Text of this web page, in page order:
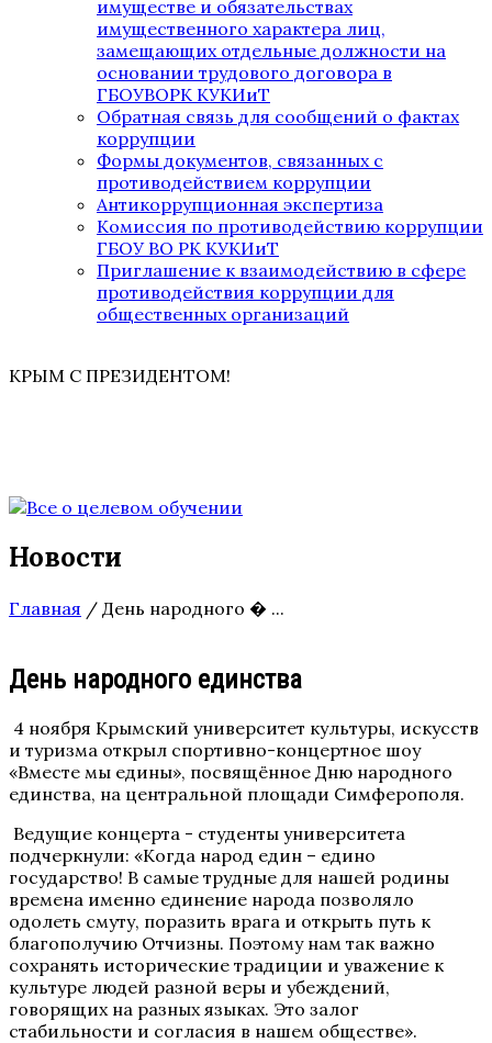
имуществе и обязательствах
имущественного характера лиц,
замещающих отдельные должности на
основании трудового договора в
ГБОУВОРК КУКИиТ
Обратная связь для сообщений о фактах
коррупции
Формы документов, связанных с
противодействием коррупции
Антикоррупционная экспертиза
Комиссия по противодействию коррупции
ГБОУ ВО РК КУКИиТ
Приглашение к взаимодействию в сфере
противодействия коррупции для
общественных организаций
КРЫМ С ПРЕЗИДЕНТОМ!
Новости
Главная / День народного � ...
День народного единства
4 ноября Крымский университет культуры, искусств
и туризма открыл спортивно-концертное шоу
«Вместе мы едины», посвящённое Дню народного
единства, на центральной площади Симферополя.
Ведущие концерта - студенты университета
подчеркнули: «Когда народ един – едино
государство! В самые трудные для нашей родины
времена именно единение народа позволяло
одолеть смуту, поразить врага и открыть путь к
благополучию Отчизны. Поэтому нам так важно
сохранять исторические традиции и уважение к
культуре людей разной веры и убеждений,
говорящих на разных языках. Это залог
стабильности и согласия в нашем обществе».